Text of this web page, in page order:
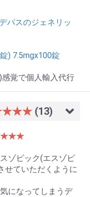
パスのジェネリッ
) 7.5mgx100錠
覚で個人輸入代行
(13)
ゾピック(エスゾピ
せていただくように
になってしまうデ